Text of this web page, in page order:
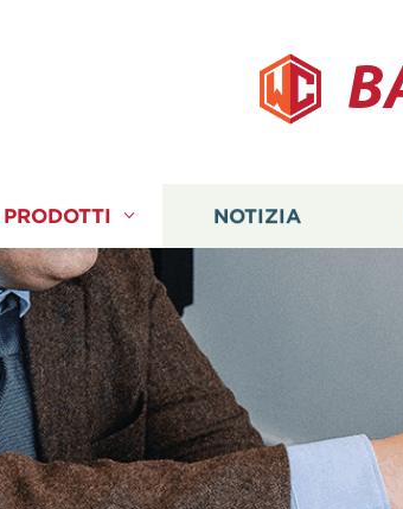
PRODOTTI NOTIZIA